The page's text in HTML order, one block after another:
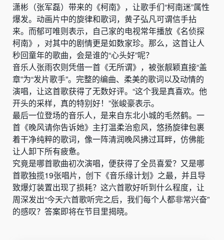
潇彬（张军磊）带来的《柯南》，让歌手们“柯南迷”属性
爆发。动画片中的旋律和歌词，黄子弘凡可谓信手拈
来。而郁可唯则表示，自己家的电视常年播放《名侦探
柯南》，对其中的剧情更是如数家珍。那么，这首让人
秒回童年的歌曲，会是谁的“心头好”呢？
音乐人张雨农则凭借一首《无所谓》，被张靓颖直接“盖
章”为“发片歌手”。完整的编曲、柔美的歌词以及动情的
演唱，让这首歌获得了无数好评。“这个我是真喜欢。他
开头的采样，真的特别好！”张峻豪表示。
最后一位登场的音乐人，是来自东北小城的毛然鹤。一
首《晚风请你告诉她》主打温柔治愈风，悠扬旋律包裹
着干净纯粹的歌词，像一阵清润晚风拂过耳畔，仿佛能
让人卸下所有疲惫。
究竟是哪首歌曲初次演唱，便获得了全员喜爱？又是哪
首歌独揽19张唱片，创下《音乐缘计划》之最，并且导
致爆灯装置出现了损耗？这六首歌好听到什么程度，让
周深发出“今天六首歌听完之后，我们每个人都非常兴奋”
的感叹？答案即将在节目里揭晓。